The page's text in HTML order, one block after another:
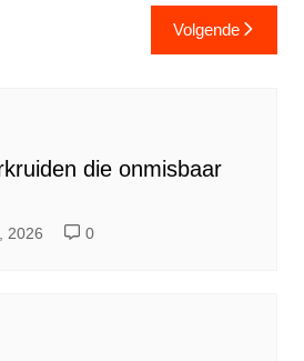
Volgende
die onmisbaar
2026 0